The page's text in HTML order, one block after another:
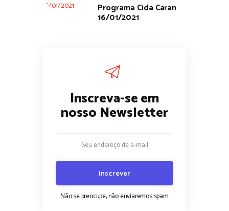
Programa Cida Caran
16/01/2021
Inscreva-se em
nosso Newsletter
Não se preocupe, não enviaremos spam